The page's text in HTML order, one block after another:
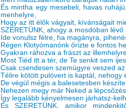
És mintha egy mesebeli, havas
menhelyre,
Hogy az itt élők vágyait, kívánságait
SZERETÜNK, ahogy a mosdóban
Ide vonulsz félre, ha magányra,
Régen Klotyómanónk őrizte e fontos
Gyakran ráhozva a frászt az
Most Tiéd itt a tér, de Te senkit sem
Csak csendesen szemügyre veszed
Télire kötött pulóvert is kaptál, nehogy
De végül mégis a balesetesben
Nehezen megy már Neked a
Így legalább kényelmesen járhatsz-
És SZERETÜNK, amikor